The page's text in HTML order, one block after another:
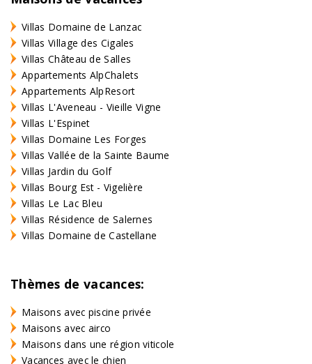
Villas Domaine de Lanzac
Villas Village des Cigales
Villas Château de Salles
Appartements AlpChalets
Appartements AlpResort
Villas L'Aveneau - Vieille Vigne
Villas L'Espinet
Villas Domaine Les Forges
Villas Vallée de la Sainte Baume
Villas Jardin du Golf
Villas Bourg Est - Vigelière
Villas Le Lac Bleu
Villas Résidence de Salernes
Villas Domaine de Castellane
Thèmes de vacances:
Maisons avec piscine privée
Maisons avec airco
Maisons dans une région viticole
Vacances avec le chien